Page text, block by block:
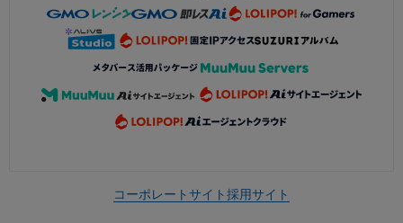
コーポレートサイト採用サイト